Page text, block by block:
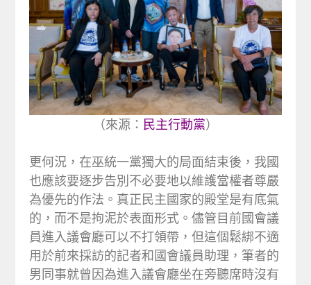
（來源： 民主行動黨）
更何況，在巫統一黨獨大的局面結束後，我國
也應該要逐步告別不必要地以維護當權者尊嚴
為優先的作法。真正民主國家的殿堂是有底氣
的，而不是拘泥於表面形式。儘管目前國會議
員進入議會廳可以不打領帶，但這個鬆綁不適
用於前來採訪的記者和國會議員助理，筆者的
男同事就曾因為進入議會廳坐在旁聽席時沒有